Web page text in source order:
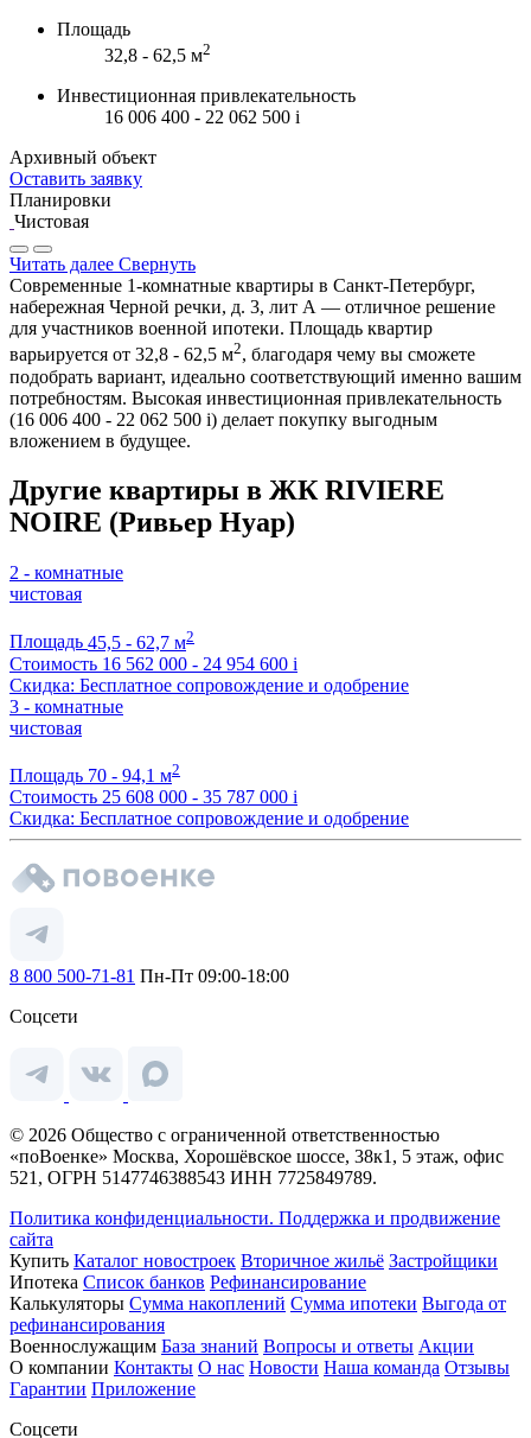
Площадь
32,8 - 62,5 м2
Инвестиционная привлекательность
16 006 400 - 22 062 500 i
Архивный объект
Оставить заявку
Планировки
Чистовая
Читать далее Свернуть
Современные 1-комнатные квартиры в Санкт-Петербург,
набережная Черной речки, д. 3, лит А — отличное решение
для участников военной ипотеки. Площадь квартир
варьируется от 32,8 - 62,5 м2, благодаря чему вы сможете
подобрать вариант, идеально соответствующий именно вашим
потребностям. Высокая инвестиционная привлекательность
(16 006 400 - 22 062 500 i) делает покупку выгодным
вложением в будущее.
Другие квартиры в ЖК RIVIERE
NOIRE (Ривьер Нуар)
2 - комнатные
чистовая
Площадь 45,5 - 62,7 м2
Стоимость 16 562 000 - 24 954 600 i
Скидка: Бесплатное сопровождение и одобрение
3 - комнатные
чистовая
Площадь 70 - 94,1 м2
Стоимость 25 608 000 - 35 787 000 i
Скидка: Бесплатное сопровождение и одобрение
8 800 500-71-81 Пн-Пт 09:00-18:00
Соцсети
© 2026 Общество с ограниченной ответственностью
«поВоенке» Москва, Хорошёвское шоссе, 38к1, 5 этаж, офис
521, ОГРН 5147746388543 ИНН 7725849789.
Политика конфиденциальности. Поддержка и продвижение
сайта
Купить Каталог новостроек Вторичное жильё Застройщики
Ипотека Список банков Рефинансирование
Калькуляторы Сумма накоплений Сумма ипотеки Выгода от
рефинансирования
Военнослужащим База знаний Вопросы и ответы Акции
О компании Контакты О нас Новости Наша команда Отзывы
Гарантии Приложение
Соцсети